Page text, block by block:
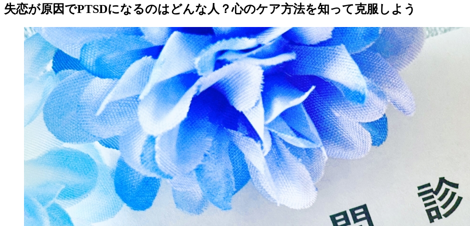
失恋が原因でPTSDになるのはどんな人？心のケア方法を知って克服しよう